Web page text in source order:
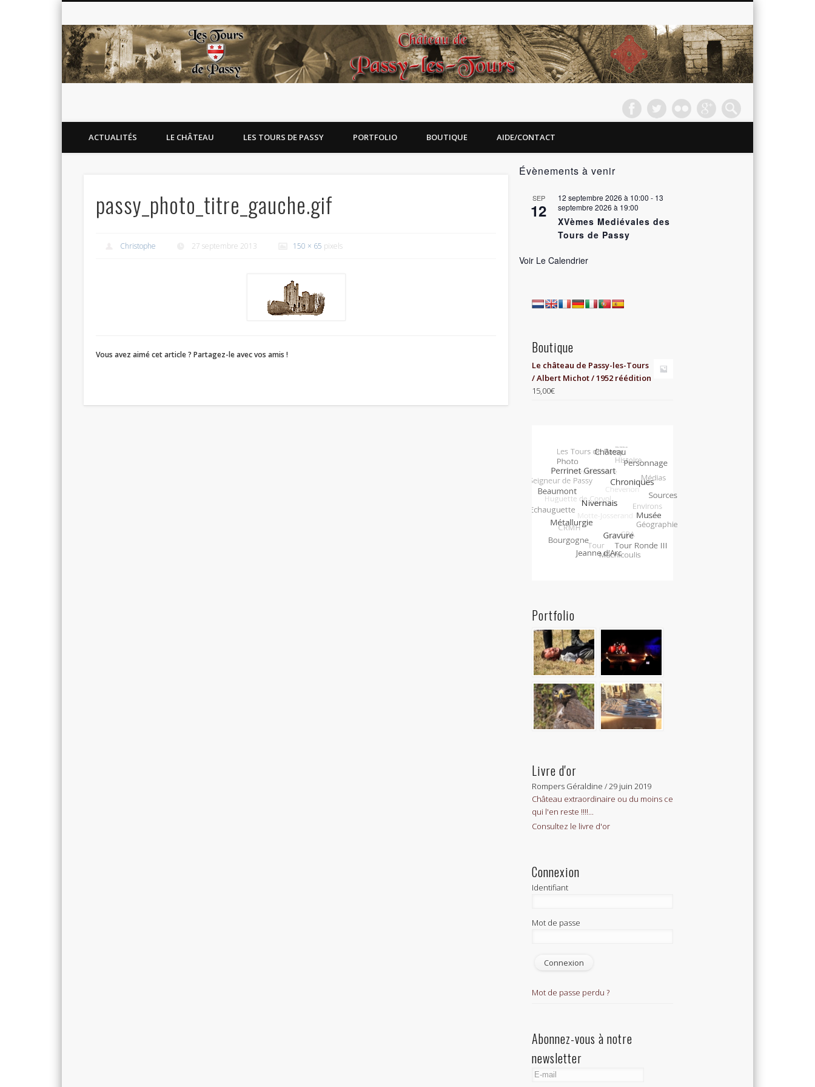
Blog de l'association Les Tours de Passy
ACTUALITÉS LE CHÂTEAU LES TOURS DE PASSY PORTFOLIO BOUTIQUE AIDE/CONTACT
passy_photo_titre_gauche.gif
Christophe 27 septembre 2013 150 × 65 pixels
Vous avez aimé cet article ? Partagez-le avec vos amis !
Évènements à venir
SEP
12
12 septembre 2026 à 10:00 - 13
septembre 2026 à 19:00
XVèmes Mediévales des
Tours de Passy
Voir Le Calendrier
Boutique
Le château de Passy-les-Tours
/ Albert Michot / 1952 réédition
15,00€
Portfolio
Livre d'or
Rompers Géraldine /29 juin 2019
Château extraordinaire ou du moins ce
qui l'en reste !!!!...
Consultez le livre d'or
Connexion
Identifiant
Mot de passe
Mot de passe perdu ?
Abonnez-vous à notre
newsletter